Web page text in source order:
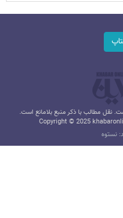
نقل مطالب با ذکر منبع بلامانع است.
Copyright © 2025
نستوه